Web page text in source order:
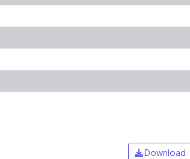
Download